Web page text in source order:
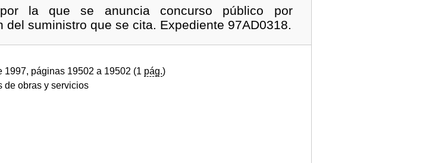
la que se anuncia concurso público por
suministro que se cita. Expediente 97AD0318.
1997, páginas 19502 a 19502 (1 pág.)
de obras y servicios